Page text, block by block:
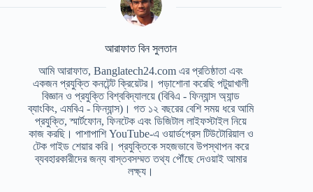
আরাফাত বিন সুলতান
আমি আরাফাত, Banglatech24.com এর প্রতিষ্ঠাতা এবং
একজন প্রযুক্তি কনটেন্ট ক্রিয়েটর। পড়াশোনা করেছি পটুয়াখালী
বিজ্ঞান ও প্রযুক্তি বিশ্ববিদ্যালয়ে (বিবিএ - ফিন্যান্স অ্যান্ড
ব্যাংকিং, এমবিএ - ফিন্যান্স)। গত ১২ বছরের বেশি সময় ধরে আমি
প্রযুক্তি, স্মার্টফোন, ফিনটেক এবং ডিজিটাল লাইফস্টাইল নিয়ে
কাজ করছি। পাশাপাশি YouTube-এ ওয়ার্ডপ্রেস টিউটোরিয়াল ও
টেক গাইড শেয়ার করি। প্রযুক্তিকে সহজভাবে উপস্থাপন করে
ব্যবহারকারীদের জন্য বাস্তবসম্মত তথ্য পৌঁছে দেওয়াই আমার
লক্ষ্য।